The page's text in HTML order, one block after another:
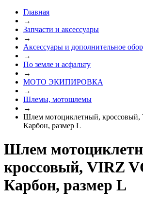
Главная
→
Запчасти и аксессуары
→
Аксессуары и дополнительное
→
По земле и асфальту
→
МОТО ЭКИПИРОВКА
→
Шлемы, мотошлемы
→
Шлем мотоциклетный,
Карбон, размер L
Шлем
кроссовый, VIRZ
Карбон, размер L